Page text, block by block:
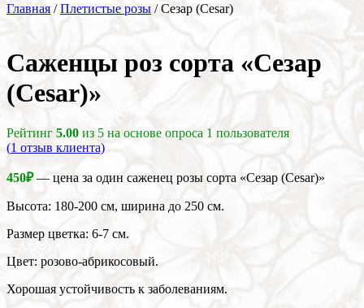
Главная /Плетистые розы / Сезар (Cesar)
Cаженцы роз сорта «Сезар
(Cesar)»
Рейтинг 5.00 из 5 на основе опроса 1 пользователя
(1 отзыв клиента)
450₽— цена за один саженец розы сорта «Сезар (Cesar)»
Высота: 180-200 см, ширина до 250 см.
Размер цветка: 6-7 см.
Цвет: розово-абрикосовый.
Хорошая устойчивость к заболеваниям.